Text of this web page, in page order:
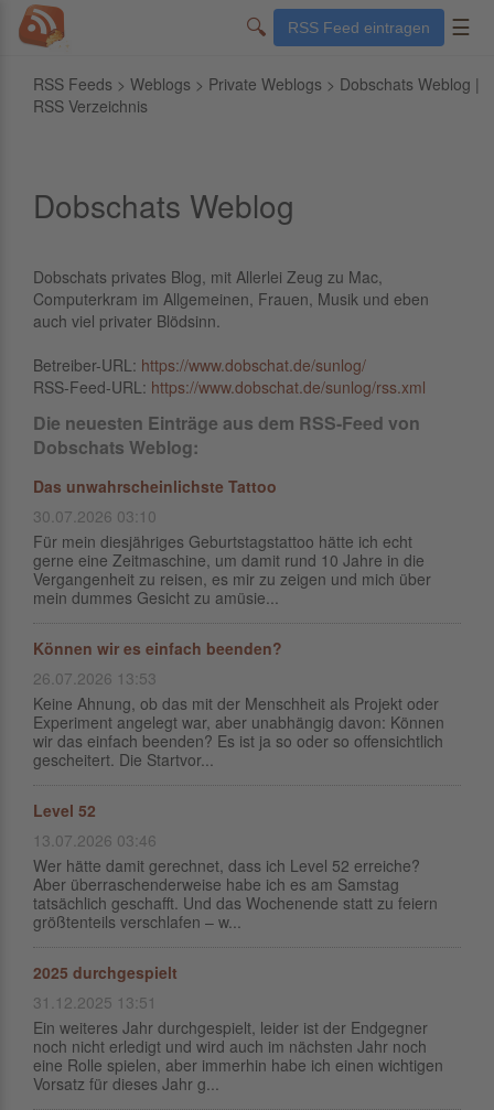
🔍 RSS Feed eintragen ☰
RSS Feeds > Weblogs > Private Weblogs > Dobschats Weblog |
RSS Verzeichnis
Dobschats Weblog
Dobschats privates Blog, mit Allerlei Zeug zu Mac,
Computerkram im Allgemeinen, Frauen, Musik und eben
auch viel privater Blödsinn.
Betreiber-URL: https://www.dobschat.de/sunlog/
RSS-Feed-URL: https://www.dobschat.de/sunlog/rss.xml
Die neuesten Einträge aus dem RSS-Feed von
Dobschats Weblog:
Das unwahrscheinlichste Tattoo
30.07.2026 03:10
Für mein diesjähriges Geburtstagstattoo hätte ich echt
gerne eine Zeitmaschine, um damit rund 10 Jahre in die
Vergangenheit zu reisen, es mir zu zeigen und mich über
mein dummes Gesicht zu amüsie...
Können wir es einfach beenden?
26.07.2026 13:53
Keine Ahnung, ob das mit der Menschheit als Projekt oder
Experiment angelegt war, aber unabhängig davon: Können
wir das einfach beenden? Es ist ja so oder so offensichtlich
gescheitert. Die Startvor...
Level 52
13.07.2026 03:46
Wer hätte damit gerechnet, dass ich Level 52 erreiche?
Aber überraschenderweise habe ich es am Samstag
tatsächlich geschafft. Und das Wochenende statt zu feiern
größtenteils verschlafen – w...
2025 durchgespielt
31.12.2025 13:51
Ein weiteres Jahr durchgespielt, leider ist der Endgegner
noch nicht erledigt und wird auch im nächsten Jahr noch
eine Rolle spielen, aber immerhin habe ich einen wichtigen
Vorsatz für dieses Jahr g...